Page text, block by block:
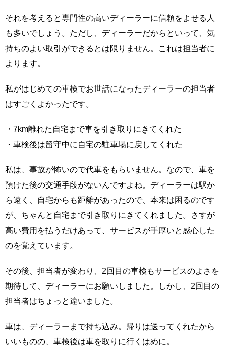
それを考えると専門性の高いディーラーに信頼をよせる人
も多いでしょう。ただし、ディーラーだからといって、気
持ちのよい取引ができるとは限りません。これは担当者に
よります。
私がはじめての車検でお世話になったディーラーの担当者
はすごくよかったです。
・7km離れた自宅まで車を引き取りにきてくれた
・車検後は留守中に自宅の駐車場に戻してくれた
私は、事故が怖いので代車をもらいません。なので、車を
預けた後の交通手段がないんですよね。ディーラーは駅か
ら遠く、自宅からも距離があったので、本来は困るのです
が、ちゃんと自宅まで引き取りにきてくれました。さすが
高い費用を払うだけあって、サービスが手厚いと感心した
のを覚えています。
その後、担当者が変わり、2回目の車検もサービスのよさを
期待して、ディーラーにお願いしました。しかし、2回目の
担当者はちょっと違いました。
車は、ディーラーまで持ち込み。帰りは送ってくれたから
いいものの、車検後は車を取りに行くはめに。